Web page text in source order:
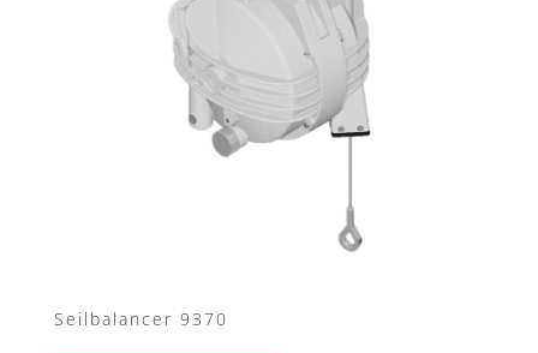
Seilbalancer 9370